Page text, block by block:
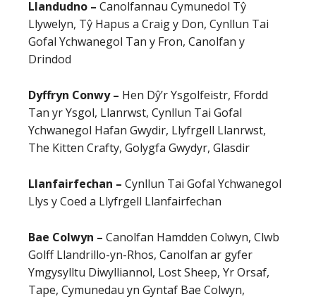
Llandudno – Canolfannau Cymunedol Tŷ
Llywelyn, Tŷ Hapus a Craig y Don, Cynllun Tai
Gofal Ychwanegol Tan y Fron, Canolfan y
Drindod
Dyffryn Conwy – Hen Dŷ’r Ysgolfeistr, Ffordd
Tan yr Ysgol, Llanrwst, Cynllun Tai Gofal
Ychwanegol Hafan Gwydir, Llyfrgell Llanrwst,
The Kitten Crafty, Golygfa Gwydyr, Glasdir
Llanfairfechan – Cynllun Tai Gofal Ychwanegol
Llys y Coed a Llyfrgell Llanfairfechan
Bae Colwyn – Canolfan Hamdden Colwyn, Clwb
Golff Llandrillo-yn-Rhos, Canolfan ar gyfer
Ymgysylltu Diwylliannol, Lost Sheep, Yr Orsaf,
Tape, Cymunedau yn Gyntaf Bae Colwyn,